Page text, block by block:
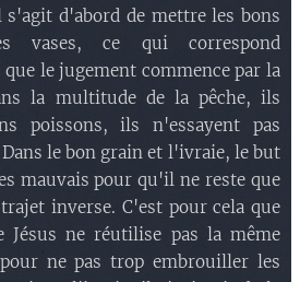
d'abord de mettre les bons
vases, ce qui correspond
le jugement commence par la
la multitude de la pêche, ils
poissons, ils n'essayent pas
le bon grain et l'ivraie, le but
mauvais pour qu'il ne reste que
inverse. C'est pour cela que
ne réutilise pas la même
ne pas trop embrouiller les